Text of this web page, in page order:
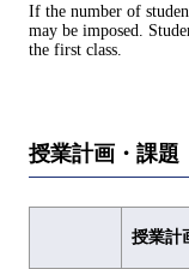
If the number of
may be imposed.
the first class.
授業計画・課題
授業計